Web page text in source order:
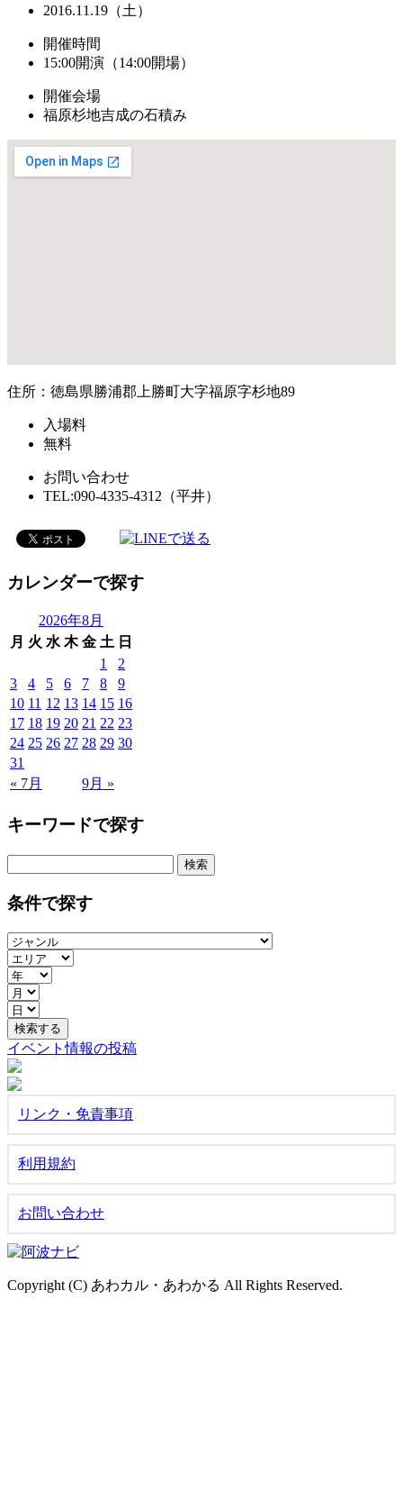
2016.11.19（土）
開催時間
15:00開演（14:00開場）
開催会場
福原杉地吉成の石積み
住所：徳島県勝浦郡上勝町大字福原字杉地89
入場料
無料
お問い合わせ
TEL:090-4335-4312（平井）
カレンダーで探す
2026年8月
月 火 水 木 金 土 日
« 7月 9月 »
1
2
3
4 5 6 7 8
9
10 11 12 13 14 15 16
17 18 19 20 21 22 23
24 25 26 27 28 29 30
31
キーワードで探す
条件で探す
イベント情報の投稿
リンク・免責事項
利用規約
お問い合わせ
Copyright (C) あわカル・あわかる All Rights Reserved.